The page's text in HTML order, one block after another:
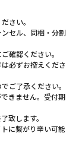
さい。
セル、同梱・分割
確認ください。
必ずお控えくださ
ご了承ください。
きません。受付期
致します。
に繋がり辛い可能